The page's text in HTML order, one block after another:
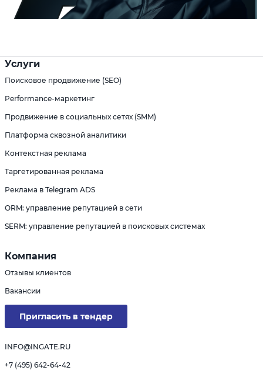
Услуги
Поисковое продвижение (SEO)
Performance-маркетинг
Продвижение в социальных сетях (SMM)
Платформа сквозной аналитики
Контекстная реклама
Таргетированная реклама
Реклама в Telegram ADS
ORM: управление репутацией в сети
SERM: управление репутацией в поисковых системах
Компания
Отзывы клиентов
Вакансии
Пригласить в тендер
INFO@INGATE.RU
+7 (495) 642-64-42